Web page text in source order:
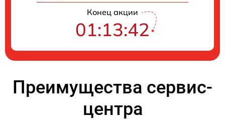
Конец акции
01:13:41
Преимущества сервис-
центра